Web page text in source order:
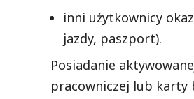
inni użytkownicy
jazdy, paszport).
Posiadanie
pracowniczej lub